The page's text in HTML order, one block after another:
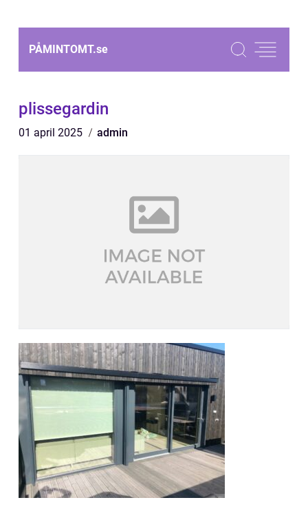
PÅMINTOMT.se
plissegardin
01 april 2025 admin